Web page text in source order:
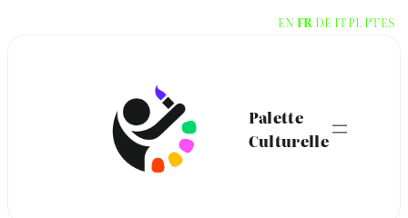
Palette
Culturelle
EN FR DE ITPL PTES